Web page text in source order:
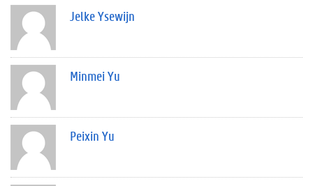
Jelke Ysewijn
Minmei Yu
Peixin Yu